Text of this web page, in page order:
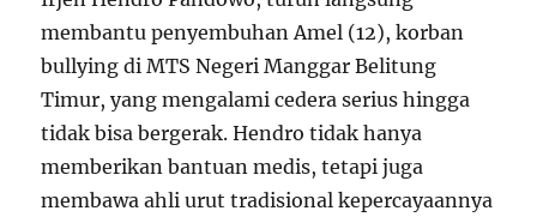
membantu penyembuhan Amel (12), korban
bullying di MTS Negeri Manggar Belitung
Timur, yang mengalami cedera serius hingga
tidak bisa bergerak. Hendro tidak hanya
memberikan bantuan medis, tetapi juga
membawa ahli urut tradisional kepercayaannya